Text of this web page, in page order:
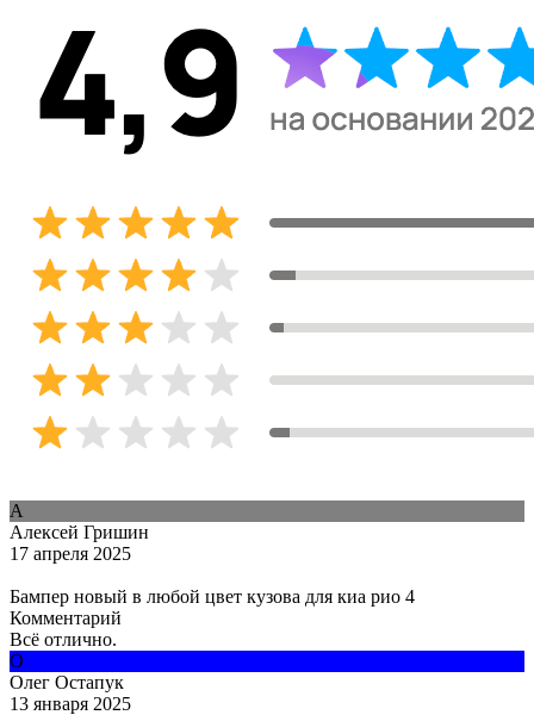
А
Алексей Гришин
17 апреля 2025
Бампер новый в любой цвет кузова для киа рио 4
Комментарий
Всё отлично.
О
Олег Остапук
13 января 2025